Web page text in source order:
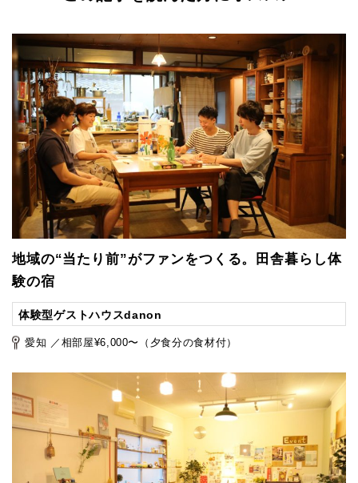
地域の“当たり前”がファンをつくる。田舎暮らし体
験の宿
体験型ゲストハウスdanon
愛知 ／相部屋¥6,000〜（夕食分の食材付）